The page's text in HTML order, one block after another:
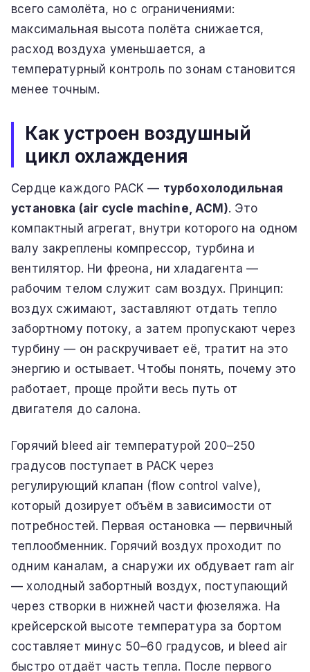
всего самолёта, но с ограничениями:
максимальная высота полёта снижается,
расход воздуха уменьшается, а
температурный контроль по зонам становится
менее точным.
Как устроен воздушный
цикл охлаждения
Сердце каждого PACK — турбохолодильная
установка (air cycle machine, ACM). Это
компактный агрегат, внутри которого на одном
валу закреплены компрессор, турбина и
вентилятор. Ни фреона, ни хладагента —
рабочим телом служит сам воздух. Принцип:
воздух сжимают, заставляют отдать тепло
забортному потоку, а затем пропускают через
турбину — он раскручивает её, тратит на это
энергию и остывает. Чтобы понять, почему это
работает, проще пройти весь путь от
двигателя до салона.
Горячий bleed air температурой 200–250
градусов поступает в PACK через
регулирующий клапан (flow control valve),
который дозирует объём в зависимости от
потребностей. Первая остановка — первичный
теплообменник. Горячий воздух проходит по
одним каналам, а снаружи их обдувает ram air
— холодный забортный воздух, поступающий
через створки в нижней части фюзеляжа. На
крейсерской высоте температура за бортом
составляет минус 50–60 градусов, и bleed air
быстро отдаёт часть тепла. После первого